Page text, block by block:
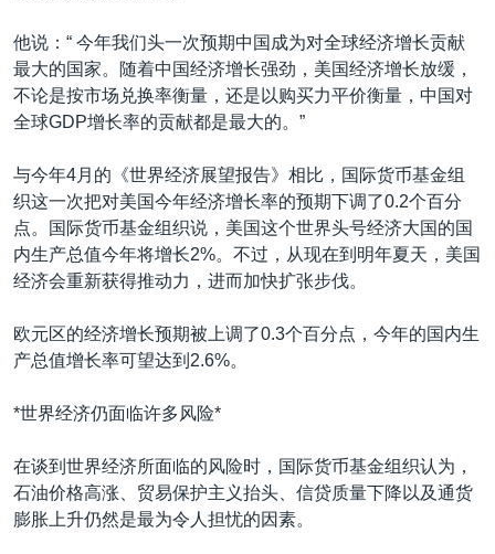
关注西藏
关注新疆
GEN Z 看美国
他说：“ 今年我们头一次预期中国成为对全球经济增长贡献
最大的国家。随着中国经济增长强劲，美国经济增长放缓，
不论是按市场兑换率衡量，还是以购买力平价衡量，中国对
全球GDP增长率的贡献都是最大的。”
与今年4月的《世界经济展望报告》相比，国际货币基金组
织这一次把对美国今年经济增长率的预期下调了0.2个百分
点。国际货币基金组织说，美国这个世界头号经济大国的国
内生产总值今年将增长2%。不过，从现在到明年夏天，美国
经济会重新获得推动力，进而加快扩张步伐。
欧元区的经济增长预期被上调了0.3个百分点，今年的国内生
产总值增长率可望达到2.6%。
*世界经济仍面临许多风险*
在谈到世界经济所面临的风险时，国际货币基金组织认为，
石油价格高涨、贸易保护主义抬头、信贷质量下降以及通货
膨胀上升仍然是最为令人担忧的因素。